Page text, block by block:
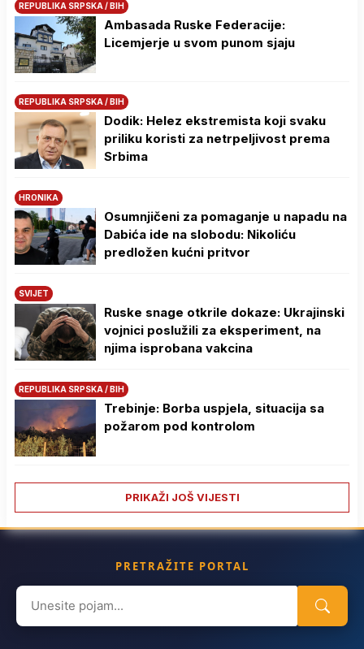
REPUBLIKA SRPSKA / BIH
Ambasada Ruske Federacije:
Licemjerje u svom punom sjaju
REPUBLIKA SRPSKA / BIH
Dodik: Helez ekstremista koji svaku
priliku koristi za netrpeljivost prema
Srbima
HRONIKA
Osumnjičeni za pomaganje u napadu na
Dabića ide na slobodu: Nikoliću
predložen kućni pritvor
SVIJET
Ruske snage otkrile dokaze: Ukrajinski
vojnici poslužili za eksperiment, na
njima isprobana vakcina
REPUBLIKA SRPSKA / BIH
Trebinje: Borba uspjela, situacija sa
požarom pod kontrolom
PRIKAŽI JOŠ VIJESTI
PRETRAŽITE PORTAL
Search
for: